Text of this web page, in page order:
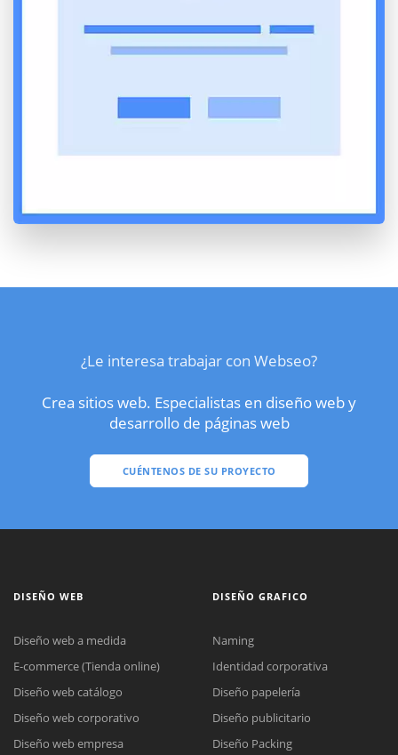
¿Le interesa trabajar con Webseo?
Crea sitios web. Especialistas en diseño web y
desarrollo de páginas web
CUÉNTENOS DE SU PROYECTO
DISEÑO WEB
Diseño web a medida
E-commerce (Tienda online)
Diseño web catálogo
Diseño web corporativo
Diseño web empresa
DISEÑO GRAFICO
Naming
Identidad corporativa
Diseño papelería
Diseño publicitario
Diseño Packing